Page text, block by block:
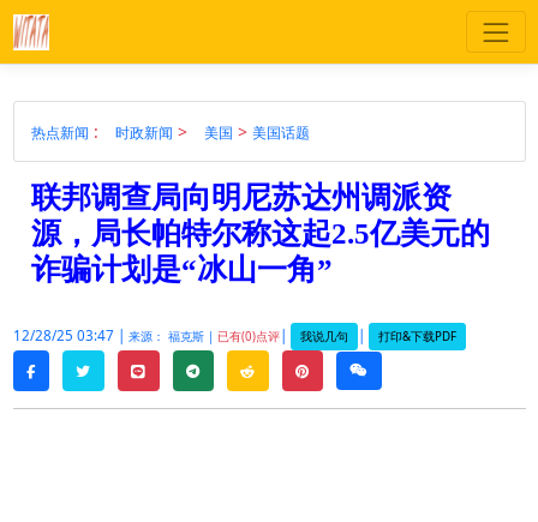
热点新闻 : 时政新闻 > 美国 > 美国话题
联邦调查局向明尼苏达州调派资
源，局长帕特尔称这起2.5亿美元的
诈骗计划是“冰山一角”
12/28/25 03:47 | 来源： 福克斯 | 已有(0)点评| 我说几句 | 打印&下载PDF
facebooktwitterline telegramreddit pinterestweixin